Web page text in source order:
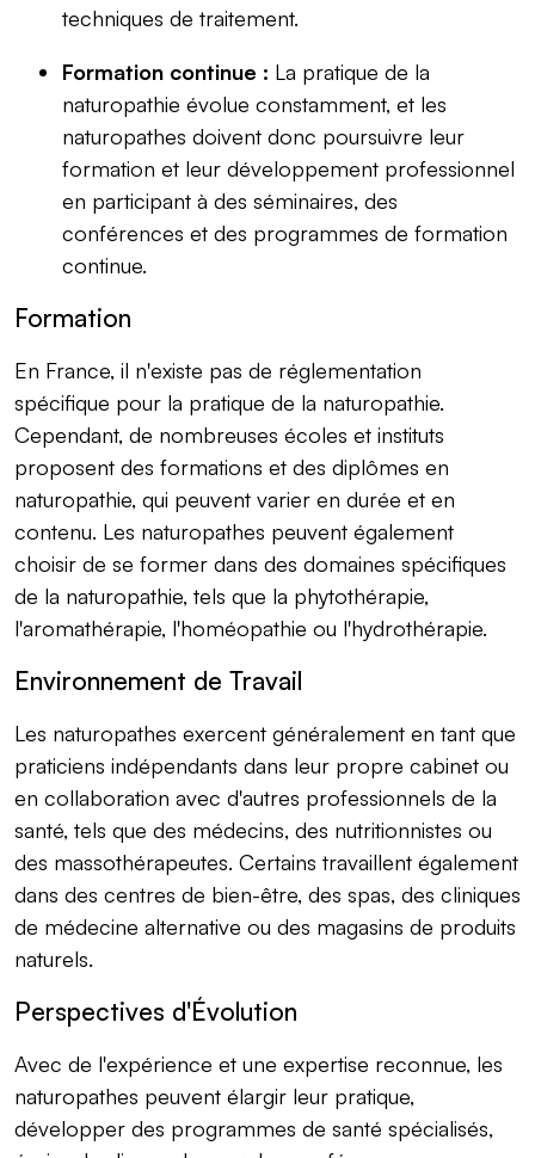
techniques de traitement.
Formation continue : La pratique de la
naturopathie évolue constamment, et les
naturopathes doivent donc poursuivre leur
formation et leur développement professionnel
en participant à des séminaires, des
conférences et des programmes de formation
continue.
Formation
En France, il n'existe pas de réglementation
spécifique pour la pratique de la naturopathie.
Cependant, de nombreuses écoles et instituts
proposent des formations et des diplômes en
naturopathie, qui peuvent varier en durée et en
contenu. Les naturopathes peuvent également
choisir de se former dans des domaines spécifiques
de la naturopathie, tels que la phytothérapie,
l'aromathérapie, l'homéopathie ou l'hydrothérapie.
Environnement de Travail
Les naturopathes exercent généralement en tant que
praticiens indépendants dans leur propre cabinet ou
en collaboration avec d'autres professionnels de la
santé, tels que des médecins, des nutritionnistes ou
des massothérapeutes. Certains travaillent également
dans des centres de bien-être, des spas, des cliniques
de médecine alternative ou des magasins de produits
naturels.
Perspectives d'Évolution
Avec de l'expérience et une expertise reconnue, les
naturopathes peuvent élargir leur pratique,
développer des programmes de santé spécialisés,